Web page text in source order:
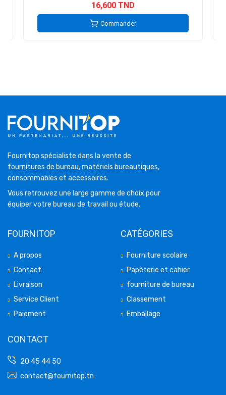
16,600 TND
Commander
Fournitop spécialiste dans la vente de
fournitures de bureau, matériels bureautiques,
consommables et accessoires.
Vous retrouvez une large gamme de choix pour
équiper votre bureau de travail ou étude.
FOURNITOP
A propos
Contact
Livraison
Service Client
Paiement
CATÉGORIES
Fourniture scolaire
Papèterie et cahier
fourniture de bureau
Classement
Emballage
CONTACT
20 45 44 50
contact@fournitop.tn